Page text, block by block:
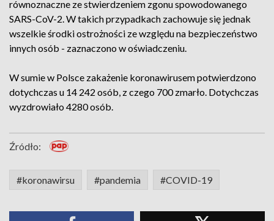
równoznaczne ze stwierdzeniem zgonu spowodowanego
SARS-CoV-2. W takich przypadkach zachowuje się jednak
wszelkie środki ostrożności ze względu na bezpieczeństwo
innych osób - zaznaczono w oświadczeniu.
W sumie w Polsce zakażenie koronawirusem potwierdzono
dotychczas u 14 242 osób, z czego 700 zmarło. Dotychczas
wyzdrowiało 4280 osób.
Źródło:
#koronawirsu #pandemia #COVID-19